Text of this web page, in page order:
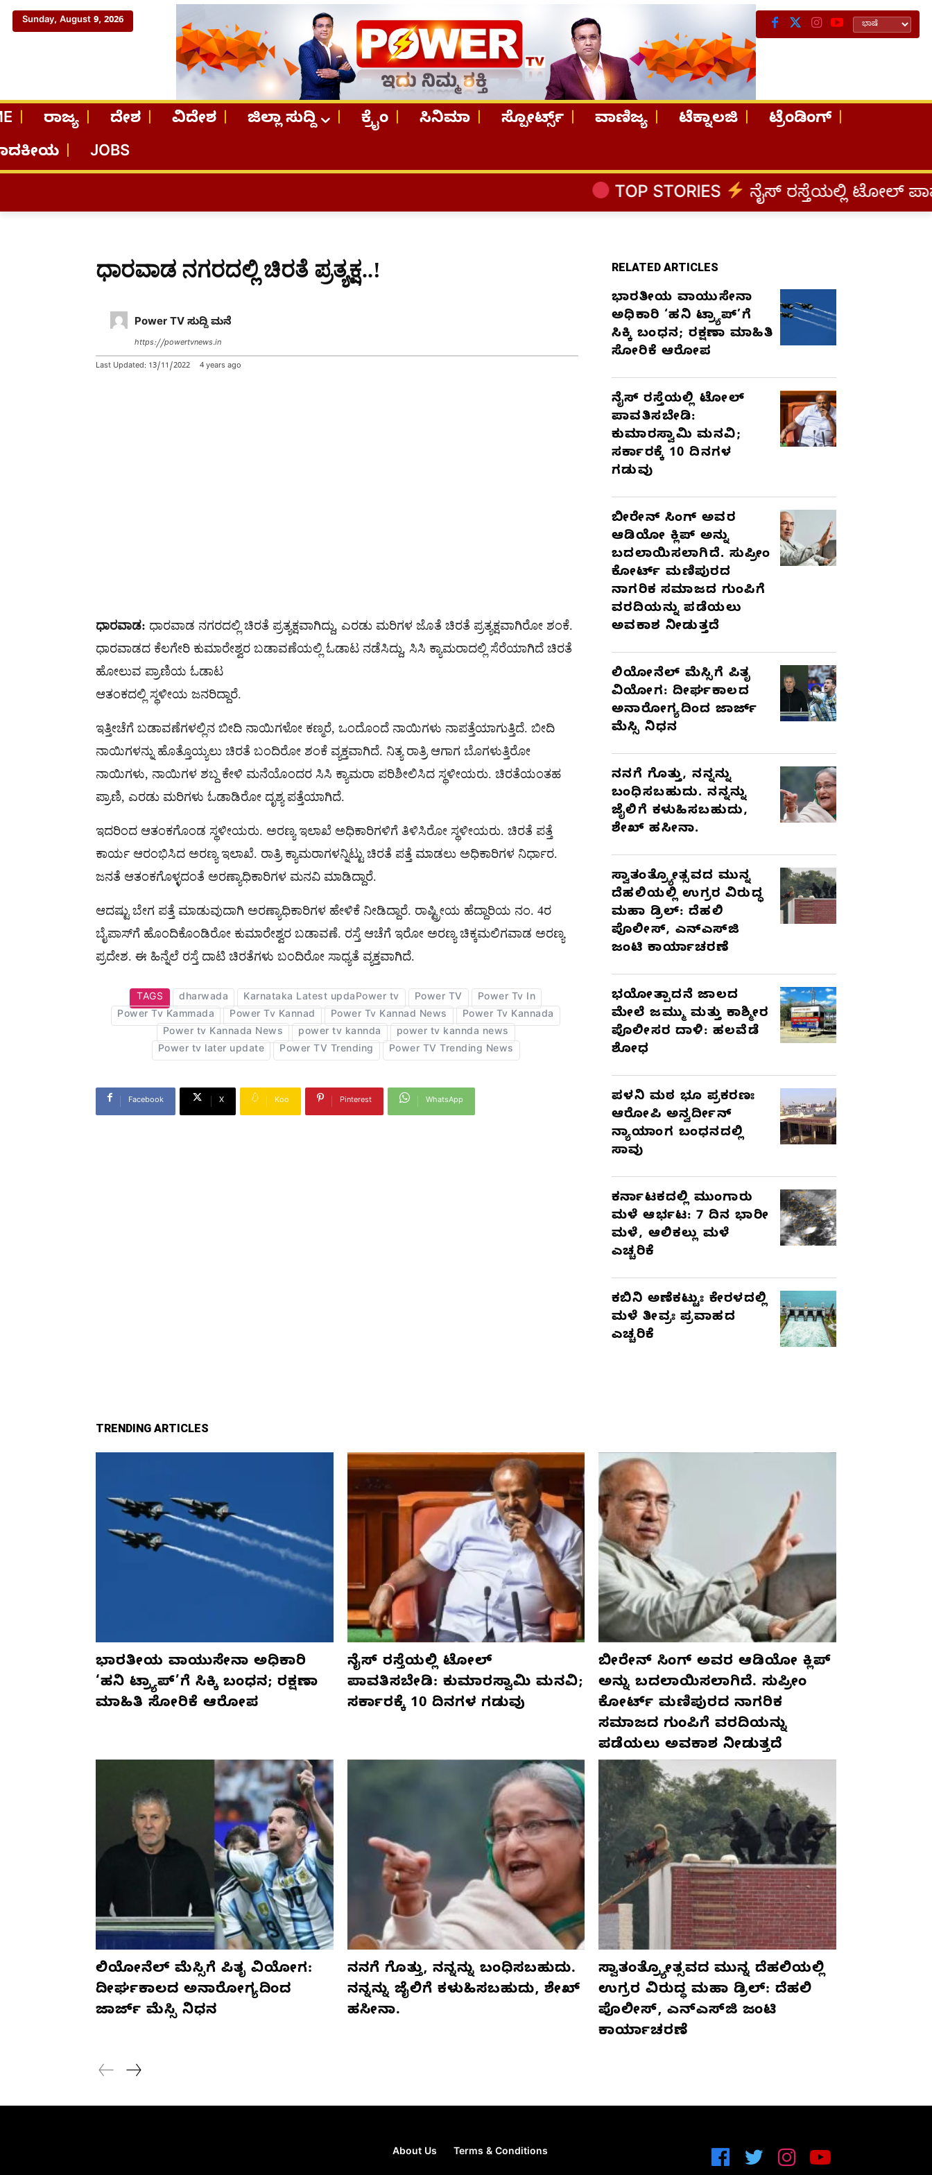
Sunday, August 9, 2026
ರಾಜ್ಯ ದೇಶ ವಿದೇಶ ಜಿಲ್ಲಾ ಸುದ್ದಿ ಕ್ರೈಂ ಸಿನಿಮಾ ಸ್ಪೋರ್ಟ್ಸ್ ವಾಣಿಜ್ಯ ಟೆಕ್ನಾಲಜಿ
ಟ್ರೆಂಡಿಂಗ್
JOBS
TOP STORIES ನೈಸ್ ರಸ್ತೆಯಲ್ಲಿ ಟೋಲ್ ಪಾವತಿಸಬೇಡಿ:
ಧಾರವಾಡ ನಗರದಲ್ಲಿ ಚಿರತೆ ಪ್ರತ್ಯಕ್ಷ..!
Power TV ಸುದ್ದಿ ಮನೆ
https://powertvnews.in
Last Updated: 13/11/2022 4 years ago
ಧಾರವಾಡ: ಧಾರವಾಡ ನಗರದಲ್ಲಿ ಚಿರತೆ ಪ್ರತ್ಯಕ್ಷವಾಗಿದ್ದು, ಎರಡು ಮರಿಗಳ ಜೊತೆ ಚಿರತೆ ಪ್ರತ್ಯಕ್ಷವಾಗಿರೋ ಶಂಕೆ.
ಧಾರವಾಡದ ಕೆಲಗೇರಿ ಕುಮಾರೇಶ್ವರ ಬಡಾವಣೆಯಲ್ಲಿ ಓಡಾಟ ನಡೆಸಿದ್ದು, ಸಿಸಿ ಕ್ಯಾಮರಾದಲ್ಲಿ ಸೆರೆಯಾಗಿದೆ ಚಿರತೆ
ಹೋಲುವ ಪ್ರಾಣಿಯ ಓಡಾಟ
ಆತಂಕದಲ್ಲಿ ಸ್ಥಳೀಯ ಜನರಿದ್ದಾರೆ.
ಇತ್ತೀಚೆಗೆ ಬಡಾವಣೆಗಳಲ್ಲಿನ ಬೀದಿ ನಾಯಿಗಳೋ ಕಣ್ಮರೆ, ಒಂದೊಂದೆ ನಾಯಿಗಳು ನಾಪತ್ತೆಯಾಗುತ್ತಿದೆ. ಬೀದಿ
ನಾಯಿಗಳನ್ನು ಹೊತ್ತೊಯ್ಯಲು ಚಿರತೆ ಬಂದಿರೋ ಶಂಕೆ ವ್ಯಕ್ತವಾಗಿದೆ. ನಿತ್ಯ ರಾತ್ರಿ ಆಗಾಗ ಬೊಗಳುತ್ತಿರೋ
ನಾಯಿಗಳು, ನಾಯಿಗಳ ಶಬ್ದ ಕೇಳಿ ಮನೆಯೊಂದರ ಸಿಸಿ ಕ್ಯಾಮರಾ ಪರಿಶೀಲಿಸಿದ ಸ್ಥಳೀಯರು. ಚಿರತೆಯಂತಹ
ಪ್ರಾಣಿ, ಎರಡು ಮರಿಗಳು ಓಡಾಡಿರೋ ದೃಶ್ಯ ಪತ್ತೆಯಾಗಿದೆ.
ಇದರಿಂದ ಆತಂಕಗೊಂಡ ಸ್ಥಳೀಯರು. ಅರಣ್ಯ ಇಲಾಖೆ ಅಧಿಕಾರಿಗಳಿಗೆ ತಿಳಿಸಿರೋ ಸ್ಥಳೀಯರು. ಚಿರತೆ ಪತ್ತೆ
ಕಾರ್ಯ ಆರಂಭಿಸಿದ ಅರಣ್ಯ ಇಲಾಖೆ. ರಾತ್ರಿ ಕ್ಯಾಮರಾಗಳನ್ನಿಟ್ಟು ಚಿರತೆ ಪತ್ತೆ ಮಾಡಲು ಅಧಿಕಾರಿಗಳ ನಿರ್ಧಾರ.
ಜನತೆ ಆತಂಕಗೊಳ್ಳದಂತೆ ಅರಣ್ಯಾಧಿಕಾರಿಗಳ‌ ಮನವಿ ಮಾಡಿದ್ದಾರೆ.
ಆದಷ್ಟು ಬೇಗ ಪತ್ತೆ ಮಾಡುವುದಾಗಿ ಅರಣ್ಯಾಧಿಕಾರಿಗಳ ಹೇಳಿಕೆ ನೀಡಿದ್ದಾರೆ. ರಾಷ್ಟ್ರೀಯ ಹೆದ್ದಾರಿಯ ನಂ. 4ರ
ಬೈಪಾಸ್‌ಗೆ ಹೊಂದಿಕೊಂಡಿರೋ‌ ಕುಮಾರೇಶ್ವರ ಬಡಾವಣೆ. ರಸ್ತೆ ಆಚೆಗೆ ಇರೋ ಅರಣ್ಯ ಚಿಕ್ಕಮಲಿಗವಾಡ ಅರಣ್ಯ
ಪ್ರದೇಶ. ಈ ಹಿನ್ನೆಲೆ ರಸ್ತೆ ದಾಟಿ ಚಿರತೆಗಳು ಬಂದಿರೋ ಸಾಧ್ಯತೆ ವ್ಯಕ್ತವಾಗಿದೆ.
TAGS dharwada Karnataka Latest updaPower tv Power TV
Power Tv In
Power Tv Kammada
Power Tv Kannad Power Tv Kannad News
Power Tv Kannada
Power tv Kannada News
power tv kannda
power tv kannda news
Power tv later update
Power TV Trending Power TV Trending News
Facebook X Koo Pinterest WhatsApp
RELATED ARTICLES
ಭಾರತೀಯ ವಾಯುಸೇನಾ
ಅಧಿಕಾರಿ ‘ಹನಿ ಟ್ರ್ಯಾಪ್’ಗೆ
ಸಿಕ್ಕಿ ಬಂಧನ; ರಕ್ಷಣಾ ಮಾಹಿತಿ
ಸೋರಿಕೆ ಆರೋಪ
ನೈಸ್ ರಸ್ತೆಯಲ್ಲಿ ಟೋಲ್
ಪಾವತಿಸಬೇಡಿ:
ಕುಮಾರಸ್ವಾಮಿ ಮನವಿ;
ಸರ್ಕಾರಕ್ಕೆ 10 ದಿನಗಳ
ಗಡುವು
ಬೀರೇನ್ ಸಿಂಗ್ ಅವರ
ಆಡಿಯೋ ಕ್ಲಿಪ್ ಅನ್ನು
ಬದಲಾಯಿಸಲಾಗಿದೆ. ಸುಪ್ರೀಂ
ಕೋರ್ಟ್ ಮಣಿಪುರದ
ನಾಗರಿಕ ಸಮಾಜದ ಗುಂಪಿಗೆ
ವರದಿಯನ್ನು ಪಡೆಯಲು
ಅವಕಾಶ ನೀಡುತ್ತದೆ
ಲಿಯೋನೆಲ್ ಮೆಸ್ಸಿಗೆ ಪಿತೃ
ವಿಯೋಗ: ದೀರ್ಘಕಾಲದ
ಅನಾರೋಗ್ಯದಿಂದ ಜಾರ್ಜ್
ಮೆಸ್ಸಿ ನಿಧನ
ನನಗೆ ಗೊತ್ತು, ನನ್ನನ್ನು
ಬಂಧಿಸಬಹುದು. ನನ್ನನ್ನು
ಜೈಲಿಗೆ ಕಳುಹಿಸಬಹುದು,
ಶೇಖ್ ಹಸೀನಾ.
ಸ್ವಾತಂತ್ರ್ಯೋತ್ಸವದ ಮುನ್ನ
ದೆಹಲಿಯಲ್ಲಿ ಉಗ್ರರ ವಿರುದ್ಧ
ಮಹಾ ಡ್ರಿಲ್: ದೆಹಲಿ
ಪೊಲೀಸ್, ಎನ್‌ಎಸ್‌ಜಿ
ಜಂಟಿ ಕಾರ್ಯಾಚರಣೆ
ಭಯೋತ್ಪಾದನೆ ಜಾಲದ
ಮೇಲೆ ಜಮ್ಮು ಮತ್ತು ಕಾಶ್ಮೀರ
ಪೊಲೀಸರ ದಾಳಿ: ಹಲವೆಡೆ
ಶೋಧ
ಪಳನಿ ಮಠ ಭೂ ಪ್ರಕರಣಃ
ಆರೋಪಿ ಅನ್ವರ್ದೀನ್
ನ್ಯಾಯಾಂಗ ಬಂಧನದಲ್ಲಿ
ಸಾವು
ಕರ್ನಾಟಕದಲ್ಲಿ ಮುಂಗಾರು
ಮಳೆ ಆರ್ಭಟ: 7 ದಿನ ಭಾರೀ
ಮಳೆ, ಆಲಿಕಲ್ಲು ಮಳೆ
ಎಚ್ಚರಿಕೆ
ಕಬಿನಿ ಅಣೆಕಟ್ಟುಃ ಕೇರಳದಲ್ಲಿ
ಮಳೆ ತೀವ್ರಃ ಪ್ರವಾಹದ
ಎಚ್ಚರಿಕೆ
TRENDING ARTICLES
ಭಾರತೀಯ ವಾಯುಸೇನಾ ಅಧಿಕಾರಿ
‘ಹನಿ ಟ್ರ್ಯಾಪ್’ಗೆ ಸಿಕ್ಕಿ ಬಂಧನ; ರಕ್ಷಣಾ
ಮಾಹಿತಿ ಸೋರಿಕೆ ಆರೋಪ
ನೈಸ್ ರಸ್ತೆಯಲ್ಲಿ ಟೋಲ್
ಪಾವತಿಸಬೇಡಿ: ಕುಮಾರಸ್ವಾಮಿ ಮನವಿ;
ಸರ್ಕಾರಕ್ಕೆ 10 ದಿನಗಳ ಗಡುವು
ಬೀರೇನ್ ಸಿಂಗ್ ಅವರ ಆಡಿಯೋ ಕ್ಲಿಪ್
ಅನ್ನು ಬದಲಾಯಿಸಲಾಗಿದೆ. ಸುಪ್ರೀಂ
ಕೋರ್ಟ್ ಮಣಿಪುರದ ನಾಗರಿಕ
ಸಮಾಜದ ಗುಂಪಿಗೆ ವರದಿಯನ್ನು
ಪಡೆಯಲು ಅವಕಾಶ ನೀಡುತ್ತದೆ
ಲಿಯೋನೆಲ್ ಮೆಸ್ಸಿಗೆ ಪಿತೃ ವಿಯೋಗ:
ದೀರ್ಘಕಾಲದ ಅನಾರೋಗ್ಯದಿಂದ
ಜಾರ್ಜ್ ಮೆಸ್ಸಿ ನಿಧನ
ನನಗೆ ಗೊತ್ತು, ನನ್ನನ್ನು ಬಂಧಿಸಬಹುದು.
ನನ್ನನ್ನು ಜೈಲಿಗೆ ಕಳುಹಿಸಬಹುದು, ಶೇಖ್
ಹಸೀನಾ.
ಸ್ವಾತಂತ್ರ್ಯೋತ್ಸವದ ಮುನ್ನ ದೆಹಲಿಯಲ್ಲಿ
ಉಗ್ರರ ವಿರುದ್ಧ ಮಹಾ ಡ್ರಿಲ್: ದೆಹಲಿ
ಪೊಲೀಸ್, ಎನ್‌ಎಸ್‌ಜಿ ಜಂಟಿ
ಕಾರ್ಯಾಚರಣೆ
About Us Terms & Conditions